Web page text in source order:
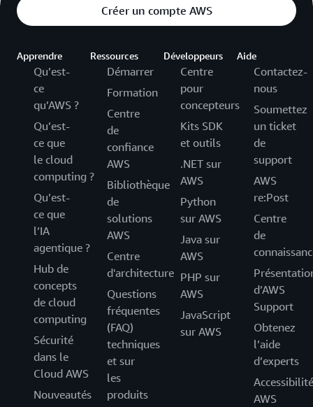
Créer un compte AWS
Apprendre
Qu’est-
ce
qu’AWS ?
Qu’est-
ce que
le cloud
computing ?
Qu’est-
ce que
l’IA
agentique ?
Hub de
concepts
de cloud
computing
Sécurité
dans le
Cloud AWS
Nouveautés
Ressources
Démarrer
Formation
Centre
de
confiance
AWS
Bibliothèque
de
solutions
AWS
Centre
d'architecture
Questions
fréquentes
(FAQ)
techniques
et sur
les
produits
Développeurs
Centre
pour
concepteurs
Kits SDK
et outils
.NET sur
AWS
Python
sur AWS
Java sur
AWS
PHP sur
AWS
JavaScript
sur AWS
Aide
Contactez-
nous
Soumettez
un ticket
de
support
AWS
re:Post
Centre
de
d’AWS
Support
Obtenez
l’aide
d’experts
Accessibilité
AWS